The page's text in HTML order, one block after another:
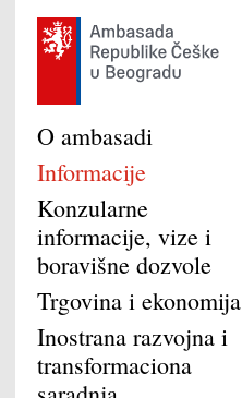
O ambasadi
Informacije
Konzularne
informacije, vize i
boravišne dozvole
Trgovina i ekonomija
Inostrana razvojna i
transformaciona